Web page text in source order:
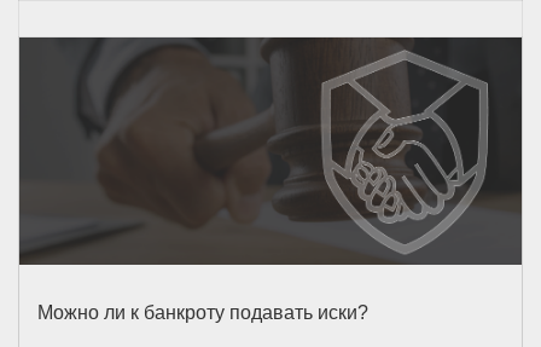
Можно ли к банкроту подавать иски?